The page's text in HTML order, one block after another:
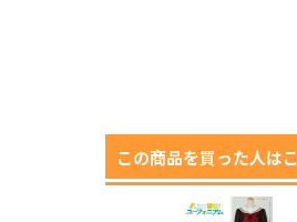
この商品を買った人は